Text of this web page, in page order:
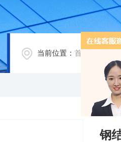
当前位置：首页
钢